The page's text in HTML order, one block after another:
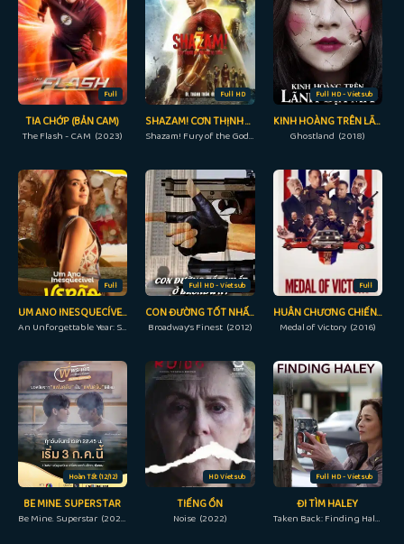
Full
TIA CHỚP (BẢN CAM)
The Flash - CAM (2023)
Full HD
SHAZAM! CƠN THỊNH NỘ CỦA CÁC VỊ THẦN
Shazam! Fury of the Gods (2023)
Full HD - Vietsub
KINH HOÀNG TRÊN LÃNH ĐỊA MA
Ghostland (2018)
Full
UM ANO INESQUECÍVEL: VERÃO
An Unforgettable Year: Summer (2023)
Full HD - Vietsub
CON ĐƯỜNG TỐT NHẤT Ở BROADWAY
Broadway’s Finest (2012)
Full
HUÂN CHƯƠNG CHIẾN THẮNG
Medal of Victory (2016)
Hoàn Tất (12/12)
BE MINE. SUPERSTAR
Be Mine. Superstar (2023)
HD Vietsub
TIẾNG ỒN
Noise (2022)
Full HD - Vietsub
ĐI TÌM HALEY
Taken Back: Finding Haley (2012)